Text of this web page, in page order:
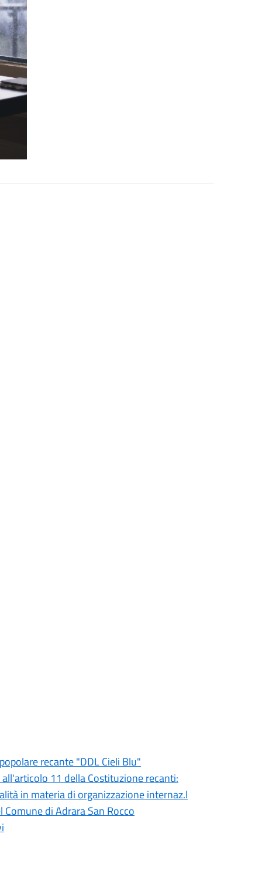
recante "DDL Cieli Blu"
11 della Costituzione recanti:
in materia di organizzazione internaz.l
di Adrara San Rocco